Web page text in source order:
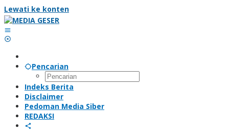
Lewati ke konten
Pencarian
Indeks Berita
Disclaimer
Pedoman Media Siber
REDAKSI